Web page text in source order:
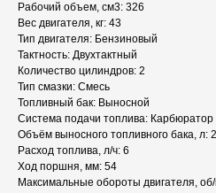
Рабочий объем, см3: 326
Вес двигателя, кг: 43
Тип двигателя: Бензиновый
Тактность: Двухтактный
Количество цилиндров: 2
Тип смазки: Смесь
Топливный бак: Выносной
Система подачи топлива: Карбюратор
Объём выносного топливного бака, л:
Расход топлива, л/ч: 6
Ход поршня, мм: 54
Максимальные обороты двигателя,